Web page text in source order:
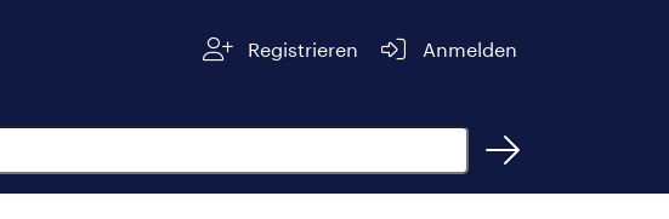
Registrieren Anmelden